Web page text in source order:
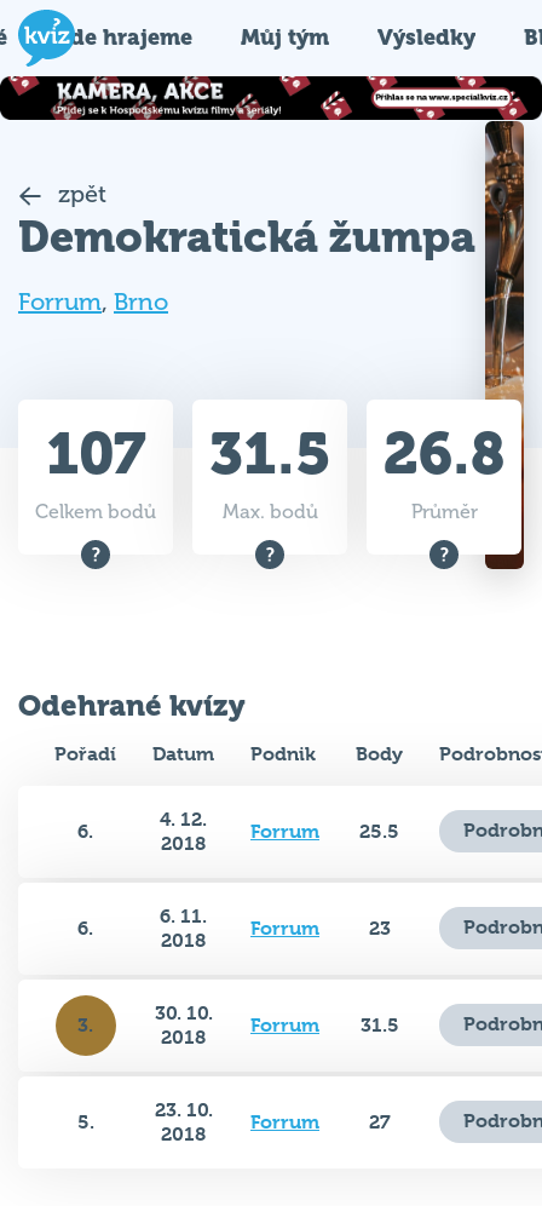
Kde hrajeme Můj tým Výsledky
zpět
Demokratická žumpa
Forrum, Brno
107
Celkem bodů
31.5
Max. bodů
26.8
Průměr
Odehrané kvízy
Pořadí Datum Podnik Body
6.
4. 12.
2018
Forrum 25.5
6.
6. 11.
2018
Forrum 23
3.
30. 10.
2018
Forrum 31.5
5.
23. 10.
2018
Forrum 27